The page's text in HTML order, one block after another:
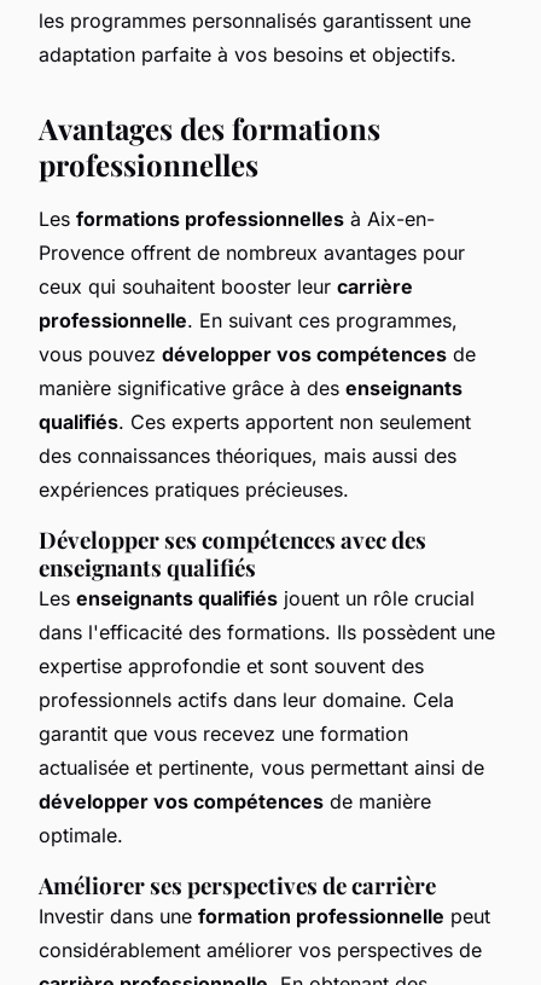
les programmes personnalisés garantissent une
adaptation parfaite à vos besoins et objectifs.
Avantages des formations
professionnelles
Les formations professionnelles à Aix-en-
Provence offrent de nombreux avantages pour
ceux qui souhaitent booster leur carrière
professionnelle. En suivant ces programmes,
vous pouvez développer vos compétences de
manière significative grâce à des enseignants
qualifiés. Ces experts apportent non seulement
des connaissances théoriques, mais aussi des
expériences pratiques précieuses.
Développer ses compétences avec des
enseignants qualifiés
Les enseignants qualifiés jouent un rôle crucial
dans l'efficacité des formations. Ils possèdent une
expertise approfondie et sont souvent des
professionnels actifs dans leur domaine. Cela
garantit que vous recevez une formation
actualisée et pertinente, vous permettant ainsi de
développer vos compétences de manière
optimale.
Améliorer ses perspectives de carrière
Investir dans une formation professionnelle peut
considérablement améliorer vos perspectives de